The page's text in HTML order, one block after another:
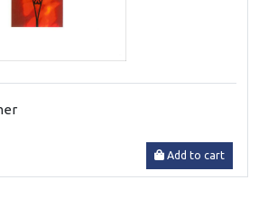
Add to cart